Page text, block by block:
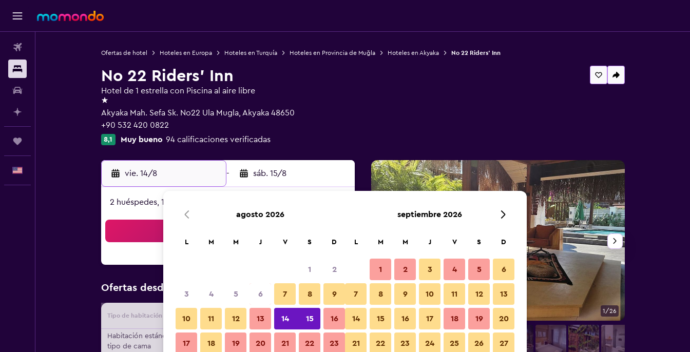
Ofertas de hotel Hoteles en Europa Hoteles en Turquía Hoteles en Provincia de Muğla Hoteles en Akyaka No 22 Riders' Inn
No 22 Riders' Inn
Hotel de 1 estrella con Piscina al aire libre
1 estrella
Akyaka Mah. Sefa Sk. No22 Ula Mugla, Akyaka 48650
+90 532 420 0822
8,1 Muy bueno 94 calificaciones verificadas
vie. 14/8 - sáb. 15/8
2 huéspedes, 1 habitación
Ofertas desde Oferta más barata de precio por noche
Tipo de habitación Proveedor Total noche
Habitación estándar,
tipo de cama
$143 Ver oferta
Otros 1/26
agosto 2026
L M M J V S D
1 2
3 4 5 6 7 8 9
10 11 12 13 14 15 16
17 18 19 20 21 22 23
septiembre 2026
L M M J V S D
1 2 3 4 5 6
7 8 9 10 11 12 13
14 15 16 17 18 19 20
21 22 23 24 25 26 27